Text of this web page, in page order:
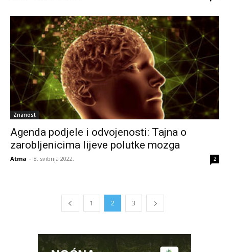
Znanost
Agenda podjele i odvojenosti: Tajna o
zarobljenicima lijeve polutke mozga
Atma - 8. svibnja 2022. 2
1 2 3